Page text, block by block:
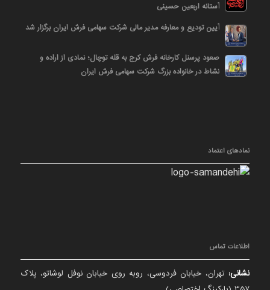
آستانه اربعین حسینی
آیین تودیع و معارفه مدیر مالی شرکت سهامی فرش ایران برگزار شد
صعود پرسنل کارخانه فرش کرج به قله توچال؛ نمادی از اراده و
نشاط در خانواده بزرگ شرکت سهامی فرش ایران
نمادهای اعتماد
اطلاعات تماس
نشانی: تهران، خیابان فردوسی، روبه روی خیابان نوفل لوشاتو، پلاک